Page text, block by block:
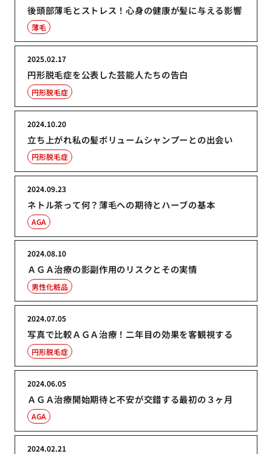
後頭部薄毛とストレス！心身の健康が髪に与える影響
薄毛
円形脱毛症を公表した芸能人たちの告白
2025.02.17
円形脱毛症
立ち上がれ私の髪ボリュームシャンプーとの出会い
2024.10.20
円形脱毛症
ネトル茶って何？薄毛への期待とハーブの基本
2024.09.23
AGA
ＡＧＡ治療の影副作用のリスクとその実情
2024.08.10
男性化粧品
写真で比較ＡＧＡ治療！二年目の効果を客観視する
2024.07.05
円形脱毛症
ＡＧＡ治療開始期待と不安が交錯する最初の３ヶ月
2024.06.05
AGA
2024.02.21